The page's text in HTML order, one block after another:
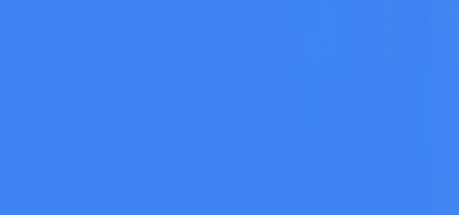
end dem, der udelukkende er baseret på tekst
dem uden. Data fra Taobao og Tmall viser, at videoer
video til det centrale medie for produktpræsentation –